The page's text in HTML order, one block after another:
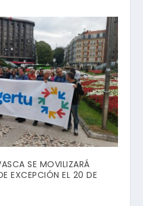
SE MOVILIZARÁ
EXCEPCIÓN EL 20 DE